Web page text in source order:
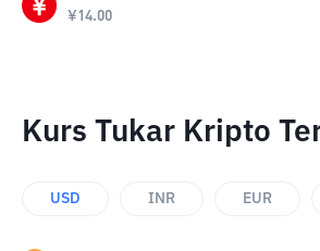
¥14.00
Kurs Tukar Kripto
USD INR EUR